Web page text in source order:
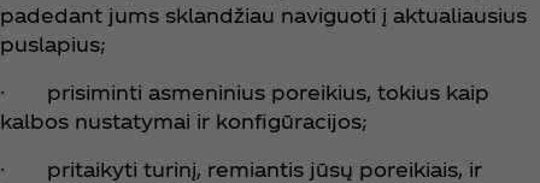
padedant jums sklandžiau naviguoti į aktualiausius
puslapius;
· prisiminti asmeninius poreikius, tokius kaip
kalbos nustatymai ir konfigūracijos;
· pritaikyti turinį, remiantis jūsų poreikiais, ir